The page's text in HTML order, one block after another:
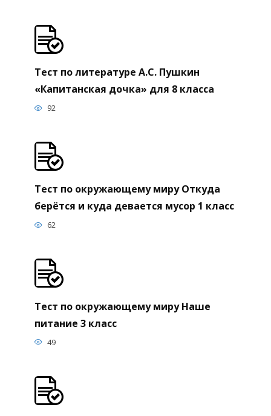
Тест по литературе А.С. Пушкин
«Капитанская дочка» для 8 класса
92
Тест по окружающему миру Откуда
берётся и куда девается мусор 1 класс
62
Тест по окружающему миру Наше
питание 3 класс
49